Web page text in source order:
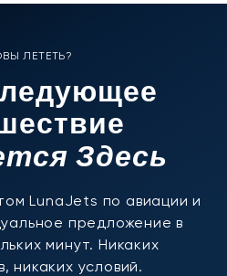
ЛЕТЕТЬ?
Здесь
LunaJets по авиации и
предложение в
минут. Никаких
никаких условий.